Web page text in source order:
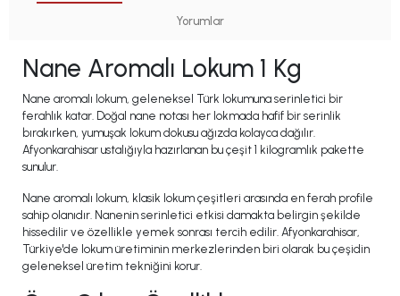
Yorumlar
Nane Aromalı Lokum 1 Kg
Nane aromalı lokum, geleneksel Türk lokumuna serinletici bir
ferahlık katar. Doğal nane notası her lokmada hafif bir serinlik
bırakırken, yumuşak lokum dokusu ağızda kolayca dağılır.
Afyonkarahisar ustalığıyla hazırlanan bu çeşit 1 kilogramlık pakette
sunulur.
Nane aromalı lokum, klasik lokum çeşitleri arasında en ferah profile
sahip olanıdır. Nanenin serinletici etkisi damakta belirgin şekilde
hissedilir ve özellikle yemek sonrası tercih edilir. Afyonkarahisar,
Türkiye'de lokum üretiminin merkezlerinden biri olarak bu çeşidin
geleneksel üretim tekniğini korur.